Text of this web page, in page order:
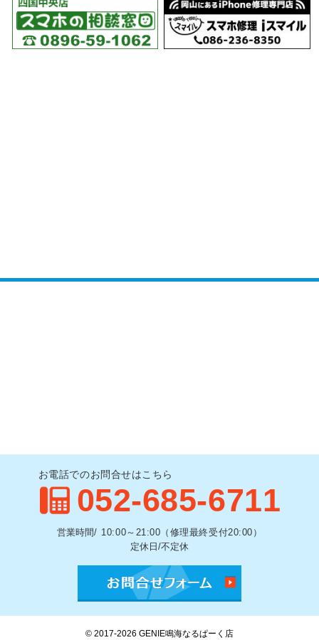
お電話でのお問合せはこちら
052-685-6711
営業時間/ 10:00～21:00（修理最終受付20:00）
定休日/不定休
© 2017-2026 GENIE鳴海なるぱーく店